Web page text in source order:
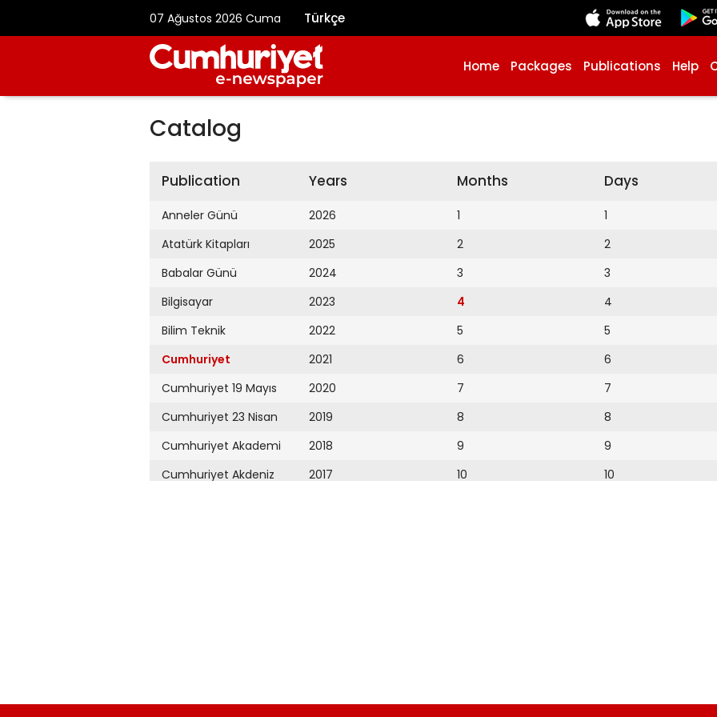
07 Ağustos 2026 Cuma Türkçe
Home Packages Publications Help
Catalog
Publication
Anneler Günü
Atatürk Kitapları
Babalar Günü
Bilgisayar
Bilim Teknik
Cumhuriyet
Cumhuriyet 19 Mayıs
Cumhuriyet 23 Nisan
Cumhuriyet Akademi
Cumhuriyet Akdeniz
Cumhuriyet Çevre
Years
2026
2025
2024
2023
2022
2021
2020
2019
2018
2017
2009
Months
1
2
3
4
5
6
7
8
9
10
Days
1
2
3
4
5
6
7
8
9
10
18